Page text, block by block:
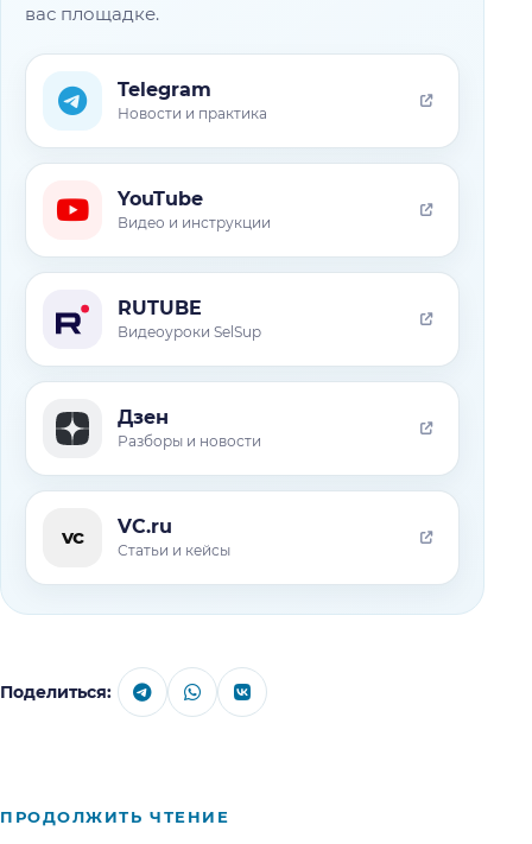
вас площадке.
Telegram
Новости и практика
YouTube
Видео и инструкции
RUTUBE
Видеоуроки SelSup
Дзен
Разборы и новости
vc VC.ru
Статьи и кейсы
Поделиться:
ПРОДОЛЖИТЬ ЧТЕНИЕ